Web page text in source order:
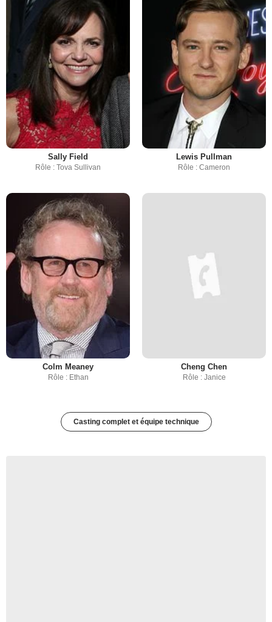
Sally Field
Rôle : Tova Sullivan
Lewis Pullman
Rôle : Cameron
Colm Meaney
Rôle : Ethan
Cheng Chen
Rôle : Janice
Casting complet et équipe technique